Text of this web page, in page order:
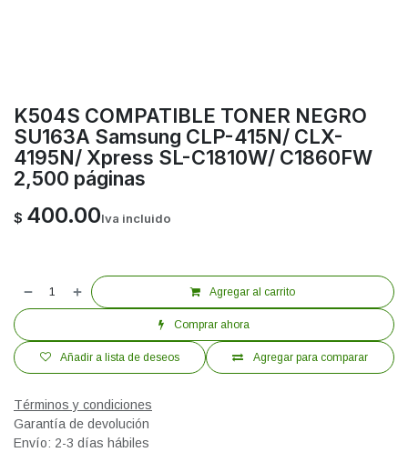
K504S COMPATIBLE TONER NEGRO
SU163A Samsung CLP-415N/ CLX-
4195N/ Xpress SL-C1810W/ C1860FW
2,500 páginas
$ 400.00Iva incluido
Agregar al carrito
Comprar ahora
Agregar para comparar
Añadir a lista de deseos
Términos y condiciones
Garantía de devolución
Envío: 2-3 días hábiles